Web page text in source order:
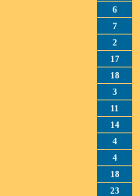
6
7
2
17
18
3
11
14
4
4
18
23